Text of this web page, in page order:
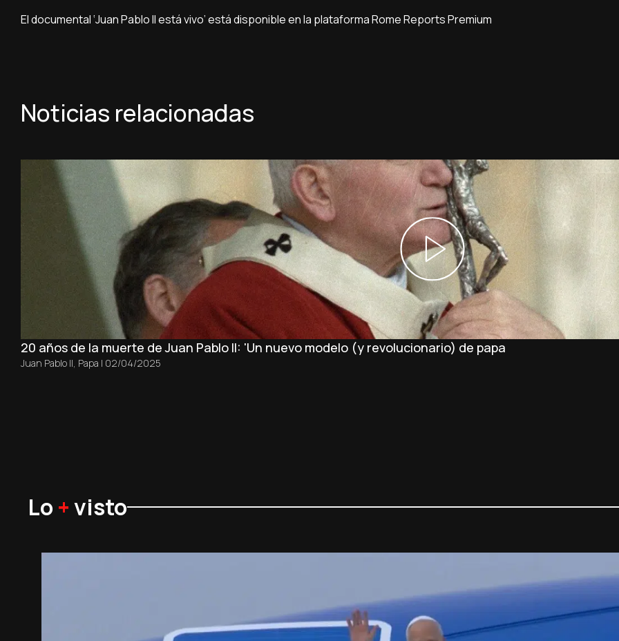
El documental ‘Juan Pablo II está vivo’ está disponible en la plataformaRome Reports Premium
Noticias relacionadas
20 años de la muerte de Juan Pablo II: 'Un nuevo modelo (y revolucionario) de papa
Juan Pablo II Papa | 02/04/2025
Lo +visto